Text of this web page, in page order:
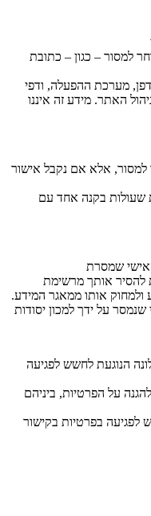
למסור – כגון – כתובת
מערכת ההפעלה, ודפי
האתר. מידע זה איננו
למסור, אלא אם נקבל אישור
שעולות בקנה אחד עם
שמסרת
להסיר אותך מרשימת
ולמחוק אותו ממאגר המידע.
על ידך למכון יסודות
הנוגעת לחשש לפגיעה
על הפרטיות, ביניהם
לפגיעה בפרטיות בקישור